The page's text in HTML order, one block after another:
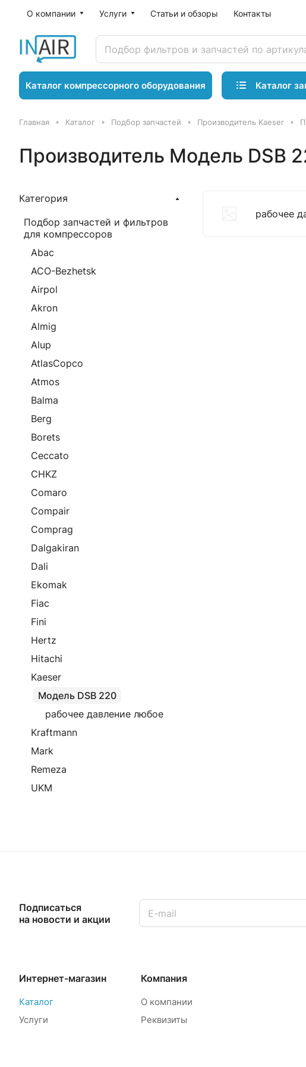
О компании Услуги Статьи и обзоры Контакты
Каталог компрессорного оборудования Каталог
Главная Каталог Подбор запчастей Производитель Kaeser
Производитель Модель DSB
рабочее
Категория
Подбор запчастей и фильтров
для компрессоров
Abac
ACO-Bezhetsk
Airpol
Akron
Almig
Alup
AtlasCopco
Atmos
Balma
Berg
Borets
Ceccato
CHKZ
Comaro
Compair
Comprag
Dalgakiran
Dali
Ekomak
Fiac
Fini
Hertz
Hitachi
Kaeser
Модель DSB 220
рабочее давление любое
Kraftmann
Mark
Remeza
UKM
Подписаться
на новости и акции
Интернет-магазин
Каталог
Услуги
Компания
О компании
Реквизиты